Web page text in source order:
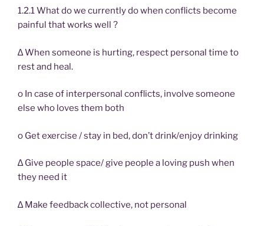
1.2.1 What do we currently do when conflicts become
painful that works well ?
∆ When someone is hurting, respect personal time to
rest and heal.
o In case of interpersonal conflicts, involve someone
else who loves them both
o Get exercise / stay in bed, don’t drink/enjoy drinking
∆ Give people space/ give people a loving push when
they need it
∆ Make feedback collective, not personal